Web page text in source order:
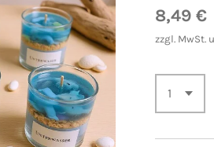
8,49 €
zzgl. MwSt.